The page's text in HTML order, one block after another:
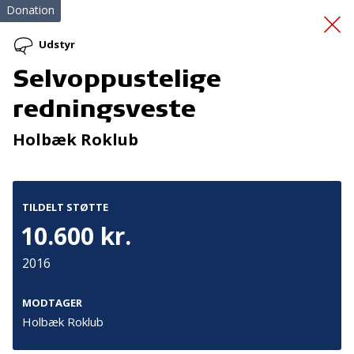
Livreddende
førstehjælpskursus
Donation
Udstyr
Selvoppustelige
redningsveste
Holbæk Roklub
TILDELT STØTTE
10.600 kr.
2016
MODTAGER
Holbæk Roklub
Tilmeld nyhedsbrev
De seneste nyheder om TrygFondens og TryghedsGruppens
aktiviteter direkte i din indbakke.